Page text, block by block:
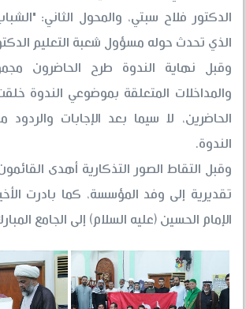
الدكتور فلاح سبتي، والمحول الثاني:
الذي تحدث حوله مسؤول شعبة التعليم
وقبل نهاية الندوة طرح الحاضرون
والمداخلات المتعلقة بموضوعي الندوة
الحاضرين، لا سيما بعد الإجابات
الندوة.
وقبل التقاط الصور التذكارية أهدى
تقديرية إلى وفد المؤسسة، كما بادرت
الإمام الحسين (عليه السلام) إلى الجامع